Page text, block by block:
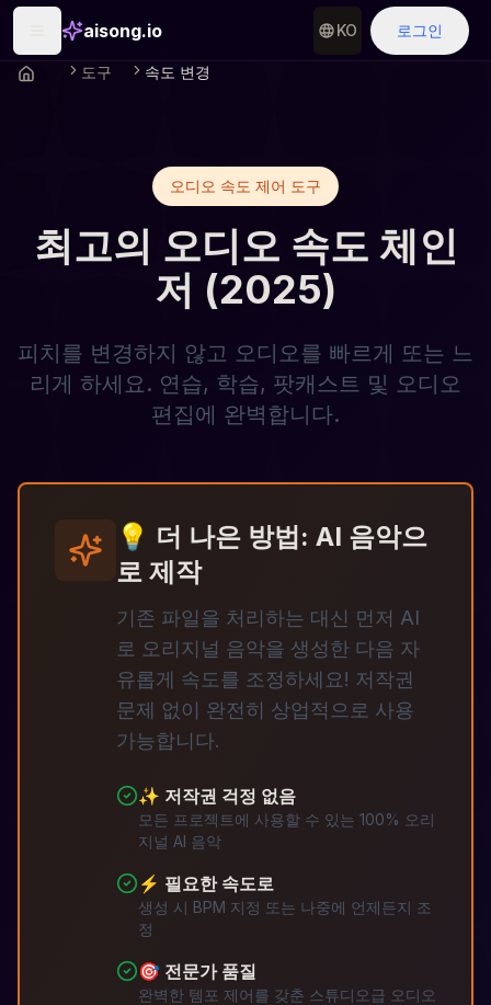
aisong.io KO 로그인
도구 속도 변경
오디오 속도 제어 도구
최고의 오디오 속도 체인
저 (2025)
피치를 변경하지 않고 오디오를 빠르게 또는 느
리게 하세요. 연습, 학습, 팟캐스트 및 오디오
편집에 완벽합니다.
💡 더 나은 방법: AI 음악으
로 제작
기존 파일을 처리하는 대신 먼저 AI
로 오리지널 음악을 생성한 다음 자
유롭게 속도를 조정하세요! 저작권
문제 없이 완전히 상업적으로 사용
가능합니다.
✨ 저작권 걱정 없음
모든 프로젝트에 사용할 수 있는 100% 오리
지널 AI 음악
⚡ 필요한 속도로
생성 시 BPM 지정 또는 나중에 언제든지 조
정
🎯 전문가 품질
완벽한 템포 제어를 갖춘 스튜디오급 오디오